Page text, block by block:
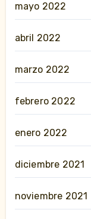
mayo 2022
abril 2022
marzo 2022
febrero 2022
enero 2022
diciembre 2021
noviembre 2021